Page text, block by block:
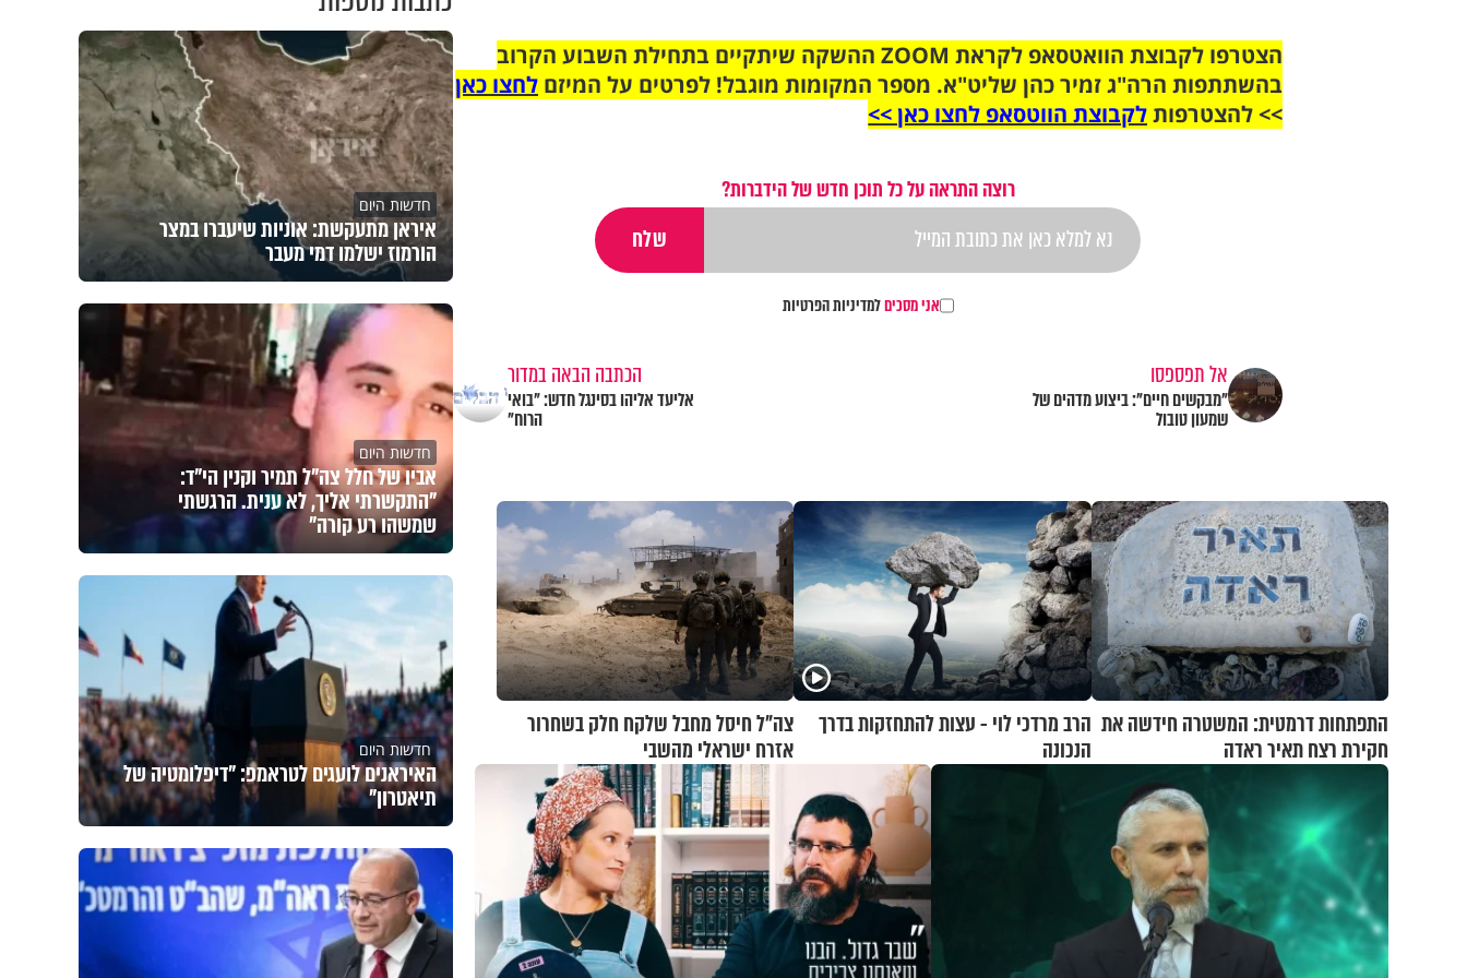
הצטרפו לקבוצת הוואטסאפ לקראת ZOOM ההשקה שיתקיים בתחילת השבוע הקרוב
בהשתתפות הרה"ג זמיר כהן שליט"א. מספר המקומות מוגבל! לפרטים על המיזם לחצו כאן
>> להצטרפותלקבוצת הווטסאפ לחצו כאן >>
רוצה התראה על כל תוכן חדש של הידברות?
אני מסכיםלמדיניות הפרטיות
אל תפספסו
"מבקשים חיים": ביצוע מדהים של
שמעון טובול
הכתבה הבאה במדור
אליעד אליהו בסינגל חדש: "בואי
הרוח"
התפתחות דרמטית: המשטרה חידשה את
חקירת רצח תאיר ראדה
הרב מרדכי לוי - עצות להתחזקות בדרך
הנכונה
צה"ל חיסל מחבל שלקח חלק בשחרור
אזרח ישראלי מהשבי
חדשות היום
איראן מתעקשת: אוניות שיעברו במצר
הורמוז ישלמו דמי מעבר
חדשות היום
אביו של חלל צה"ל תמיר וקנין הי"ד:
"התקשרתי אליך, לא ענית. הרגשתי
שמשהו רע קורה"
חדשות היום
האיראנים לועגים לטראמפ: "דיפלומטיה של
תיאטרון"